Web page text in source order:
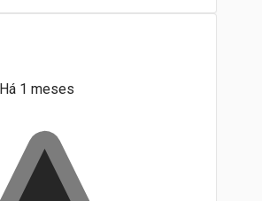
Há 1 meses